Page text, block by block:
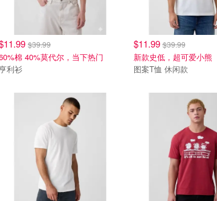
$39.99
棉 40%莫代尔，当下热门
利衫
$11.99$39.99
新款史低，超可爱小熊
图案T恤 休闲款